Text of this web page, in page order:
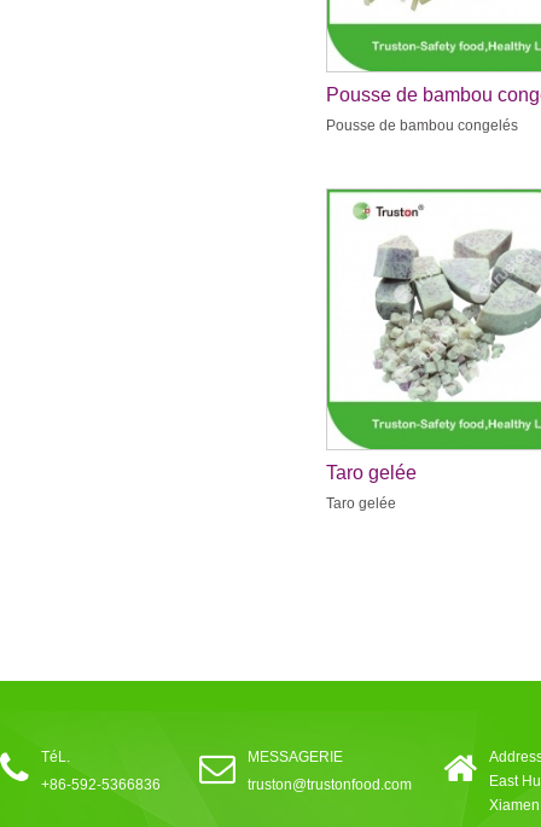
Pousse de bambou
Pousse de bambou congelés
Taro gelée
Taro gelée
TéL.
+86-592-5366836
MESSAGERIE
truston@trustonfood.com
East